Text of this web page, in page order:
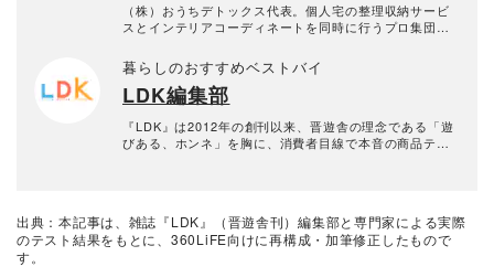
（株）おうちデトックス代表。個人宅の整理収納サービ
スとインテリアコーディネートを同時に行うプロ集団。
者。年間約1000回以上のお片づけに悩む個人宅の整理収
納サービス実績あり。
暮らしのおすすめベストバイ
LDK編集部
『LDK』は2012年の創刊以来、晋遊舎の理念である「遊
びある、ホンネ」を胸に、消費者目線で本音の商品テス
て見つけた「本当に良いもの」と「お役立ち情報」を厳
選してあなたにお届け。編集長・高橋咲彩を中心に、11
出典：本記事は、雑誌『LDK』（晋遊舎刊）編集部と専門家による実際
のテスト結果をもとに、360LiFE向けに再構成・加筆修正したもので
す。